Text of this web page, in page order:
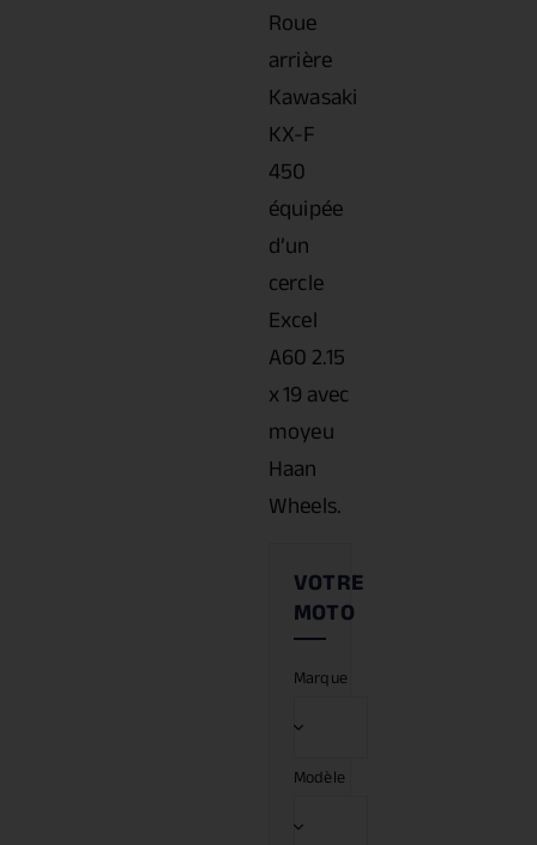
Roue
arrière
Kawasaki
KX-F
450
équipée
d’un
cercle
Excel
A60 2.15
x 19 avec
moyeu
Haan
Wheels.
Marque
Modèle